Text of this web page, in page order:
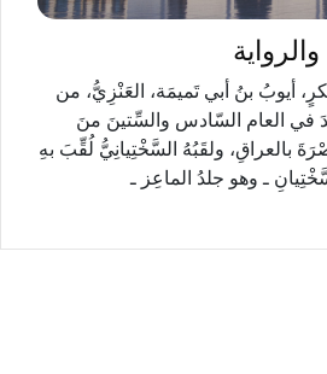
أيوبُ بنُ أبي تَميمَة، العَنْزِيُّ، من
في العام السّادس والسِّتينَ منَ
بالعراقِ، ولقَبُهُ السَّخْتِيانِيُّ لُقِّبَ بهِ
ـ وهو جلدُ الماعِز ـ